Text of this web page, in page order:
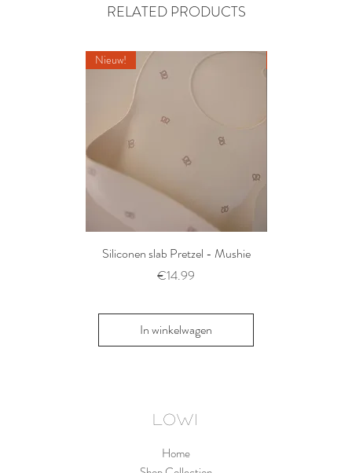
RELATED PRODUCTS
Nieuw!
Siliconen slab Pretzel - Mushie
Prijs
€14.99
In winkelwagen
LOWI
Home